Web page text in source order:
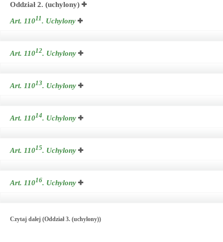
Oddział 2. (uchylony)
Art. 11011. Uchylony
Art. 11012. Uchylony
Art. 11013. Uchylony
Art. 11014. Uchylony
Art. 11015. Uchylony
Art. 11016. Uchylony
Czytaj dalej (Oddział 3. (uchylony))